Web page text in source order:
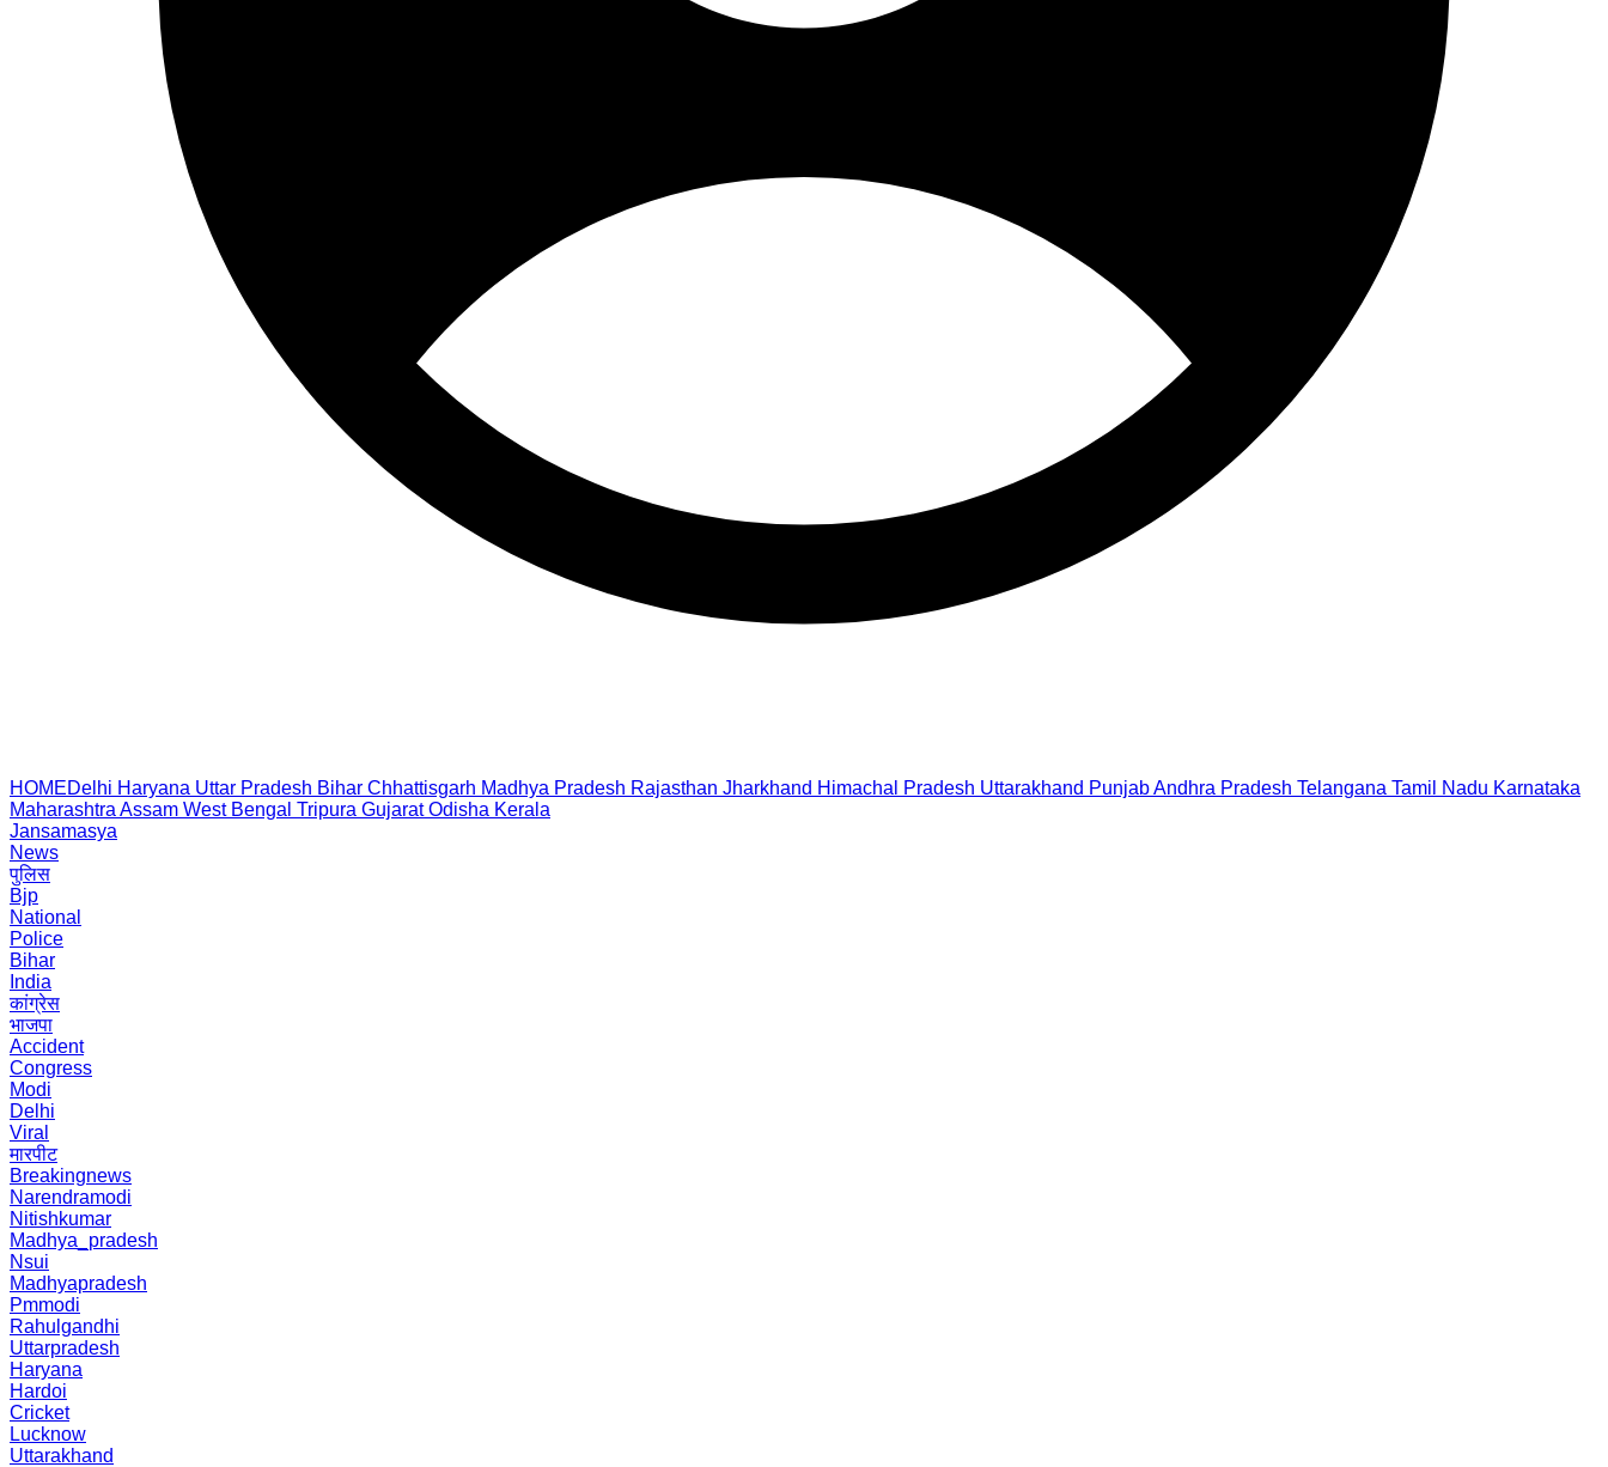
HOMEDelhi Haryana Uttar Pradesh Bihar Chhattisgarh Madhya Pradesh Rajasthan Jharkhand Himachal Pradesh Uttarakhand PunjabAndhra Pradesh Telangana Tamil Nadu Karnataka
Maharashtra Assam West Bengal Tripura Gujarat Odisha Kerala
Jansamasya
News
पुलिस
Bjp
National
Police
Bihar
India
कांग्रेस
भाजपा
Accident
Congress
Modi
Delhi
Viral
मारपीट
Breakingnews
Narendramodi
Nitishkumar
Madhya_pradesh
Nsui
Madhyapradesh
Pmmodi
Rahulgandhi
Uttarpradesh
Haryana
Hardoi
Cricket
Lucknow
Uttarakhand